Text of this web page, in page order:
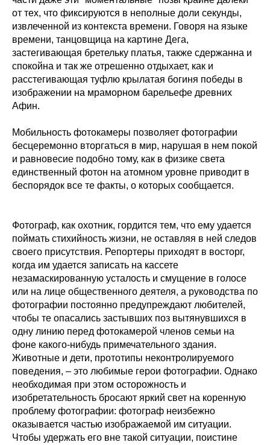
от тех, что фиксируются в неполные доли секунды,
извлеченной из контекста времени. Говоря на языке
времени, танцовщица на картине Дега,
застегивающая бретельку платья, также сдержанна и
спокойна и так же отрешенно отдыхает, как и
расстегивающая туфлю крылатая богиня победы в
изображении на мраморном барельефе древних
Афин.
Мобильность фотокамеры позволяет фотографии
бесцеремонно вторгаться в мир, нарушая в нем покой
и равновесие подобно тому, как в физике света
единственный фотон на атомном уровне приводит в
беспорядок все те факты, о которых сообщается.
Фотограф, как охотник, гордится тем, что ему удается
поймать стихийность жизни, не оставляя в ней следов
своего присутствия. Репортеры приходят в восторг,
когда им удается записать на кассете
незамаскированную усталость и смущение в голосе
или на лице общественного деятеля, а руководства по
фотографии постоянно предупреждают любителей,
чтобы те опасались застывших поз вытянувшихся в
одну линию перед фотокамерой членов семьи на
фоне какого-нибудь примечательного здания.
Животные и дети, прототипы неконтролируемого
поведения, – это любимые герои фотографии. Однако
необходимая при этом осторожность и
изобретательность бросают яркий свет на коренную
проблему фотографии: фотограф неизбежно
оказывается частью изображаемой им ситуации.
Чтобы удержать его вне такой ситуации, поистине